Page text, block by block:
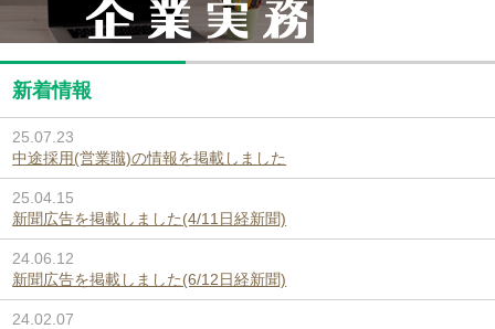
新着情報
25.07.23
中途採用(営業職)の情報を掲載しました
25.04.15
新聞広告を掲載しました(4/11日経新聞)
24.06.12
新聞広告を掲載しました(6/12日経新聞)
24.02.07